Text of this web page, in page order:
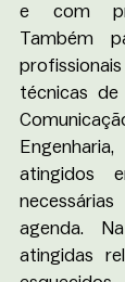
e com
Também
profissionais
técnicas de
atingidos
agenda.
atingidas